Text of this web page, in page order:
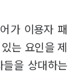
가 이용자 패
는 요인을 제
을 상대하는